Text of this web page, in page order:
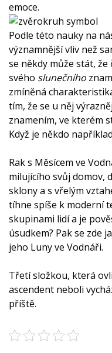
emoce.
Podle této nauky na
významnější vliv než
se někdy může stát,
svého slunečního
zmíněná
tím, že se u něj
znamením, ve kterém
Když je někdo například
Rak s Měsícem ve
milujícího svůj domov,
sklony a s vřelým
tíhne spíše k moderní
skupinami lidí a je
úsudkem? Pak se zde
jeho Luny ve Vodnáři.
Třetí složkou, která
ascendent neboli
příště.